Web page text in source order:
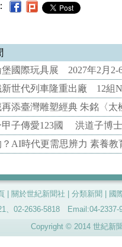
國際玩具展 2027年2月2-
新世代列車隆重出廠 12組
再添臺灣雕塑經典 朱銘〈
甲子傳愛123國 洪道子博
AI時代更需思辨力 素養
關於世紀新聞社 分類新聞
國
、02-2636-5818 Email:04-
Copyright © 2014 世紀新